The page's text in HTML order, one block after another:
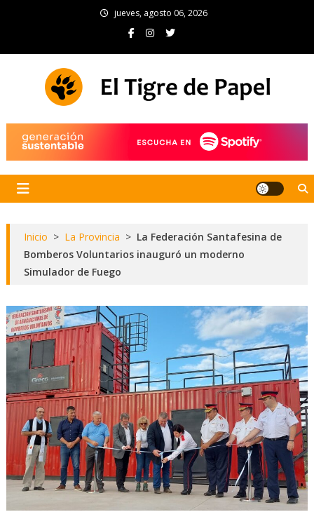
jueves, agosto 06, 2026
Inicio > La Provincia > La Federación Santafesina de
Bomberos Voluntarios inauguró un moderno
Simulador de Fuego